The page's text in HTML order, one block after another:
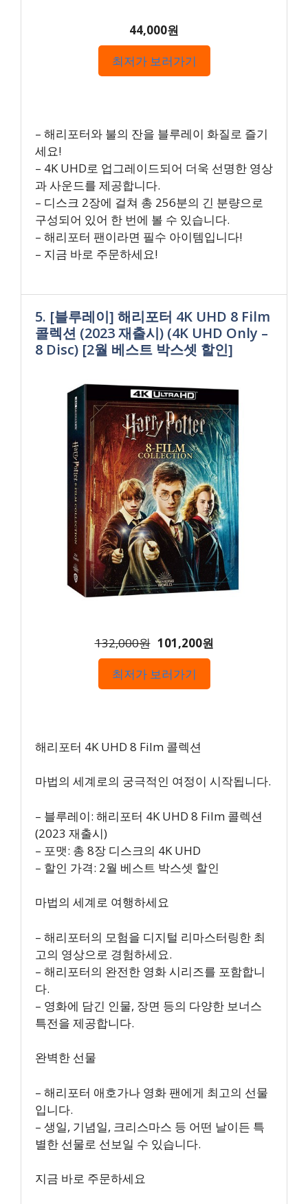
44,000원
최저가 보러가기
– 해리포터와 불의 잔을 블루레이 화질로 즐기
세요!
– 4K UHD로 업그레이드되어 더욱 선명한 영상
과 사운드를 제공합니다.
– 디스크 2장에 걸쳐 총 256분의 긴 분량으로
구성되어 있어 한 번에 볼 수 있습니다.
– 해리포터 팬이라면 필수 아이템입니다!
– 지금 바로 주문하세요!
5. [블루레이] 해리포터 4K UHD 8 Film
콜렉션 (2023 재출시) (4K UHD Only –
8 Disc) [2월 베스트 박스셋 할인]
132,000원 101,200원
최저가 보러가기
해리포터 4K UHD 8 Film 콜렉션
마법의 세계로의 궁극적인 여정이 시작됩니다.
– 블루레이: 해리포터 4K UHD 8 Film 콜렉션
(2023 재출시)
– 포맷: 총 8장 디스크의 4K UHD
– 할인 가격: 2월 베스트 박스셋 할인
마법의 세계로 여행하세요
– 해리포터의 모험을 디지털 리마스터링한 최
고의 영상으로 경험하세요.
– 해리포터의 완전한 영화 시리즈를 포함합니
다.
– 영화에 담긴 인물, 장면 등의 다양한 보너스
특전을 제공합니다.
완벽한 선물
– 해리포터 애호가나 영화 팬에게 최고의 선물
입니다.
– 생일, 기념일, 크리스마스 등 어떤 날이든 특
별한 선물로 선보일 수 있습니다.
지금 바로 주문하세요